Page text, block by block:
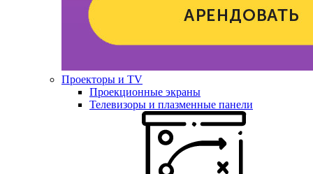
Проекторы и TV
Проекционные экраны
Телевизоры и плазменные панели